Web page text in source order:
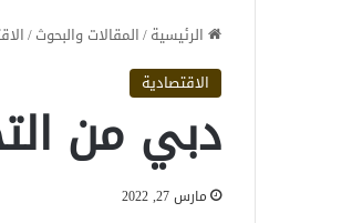
الرئيسية/المقالات والبحوث/
الاقتصادية
دبي من
مارس 27, 2022